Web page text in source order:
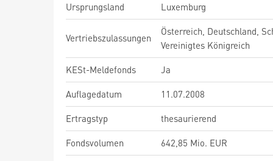
Ursprungsland
Luxemburg
Vertriebszulassungen
Österreich, Deutschland,
Vereinigtes Königreich
KESt-Meldefonds
Ja
Auflagedatum
11.07.2008
Ertragstyp
thesaurierend
Fondsvolumen
642,85 Mio. EUR